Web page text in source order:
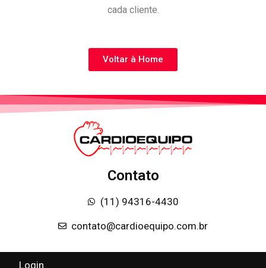
cada cliente.
Voltar à Home
Contato
(11) 94316-4430
contato@cardioequipo.com.br
Login